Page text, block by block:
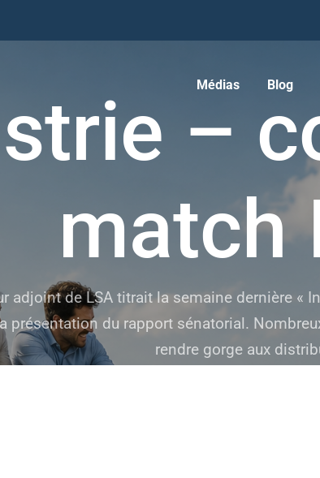
Médias Blog
–
match
adjoint de LSA titrait la semaine dernière «
présentation du rapport sénatorial.
rendre gorge aux